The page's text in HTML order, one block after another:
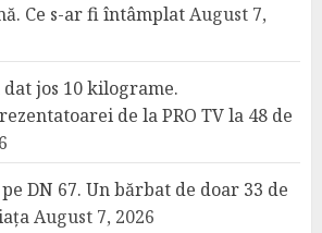
Ce s-ar fi întâmplatAugust 7,
dat jos 10 kilograme.
de la PRO TV la 48 de
DN 67. Un bărbat de doar 33 de
August 7, 2026